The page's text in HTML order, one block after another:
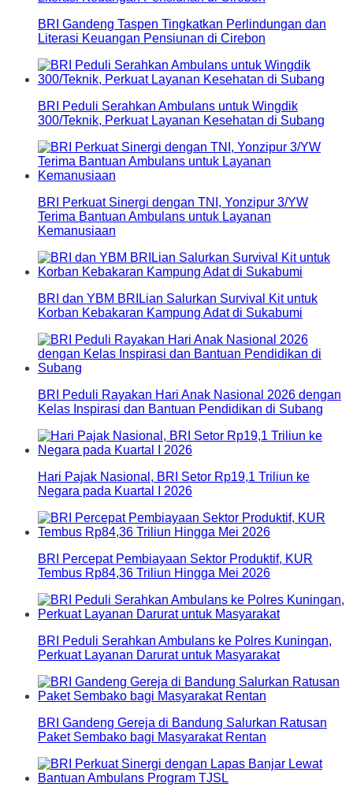
BRI Gandeng Taspen Tingkatkan Perlindungan dan
Literasi Keuangan Pensiunan di Cirebon
BRI Peduli Serahkan Ambulans untuk Wingdik
300/Teknik, Perkuat Layanan Kesehatan di Subang
BRI Perkuat Sinergi dengan TNI, Yonzipur 3/YW
Terima Bantuan Ambulans untuk Layanan
Kemanusiaan
BRI dan YBM BRILian Salurkan Survival Kit untuk
Korban Kebakaran Kampung Adat di Sukabumi
BRI Peduli Rayakan Hari Anak Nasional 2026 dengan
Kelas Inspirasi dan Bantuan Pendidikan di Subang
Hari Pajak Nasional, BRI Setor Rp19,1 Triliun ke
Negara pada Kuartal I 2026
BRI Percepat Pembiayaan Sektor Produktif, KUR
Tembus Rp84,36 Triliun Hingga Mei 2026
BRI Peduli Serahkan Ambulans ke Polres Kuningan,
Perkuat Layanan Darurat untuk Masyarakat
BRI Gandeng Gereja di Bandung Salurkan Ratusan
Paket Sembako bagi Masyarakat Rentan